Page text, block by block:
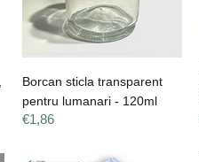
Borcan sticla transparent
pentru lumanari - 120ml
€1,86